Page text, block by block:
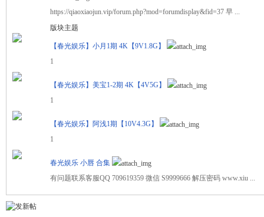
代
https://qiaoxiaojun.vip/forum.php?mod=forumdisplay&fid=37 早 ...
版块主题
【春光娱乐】小月1期 4K【9V1.8G】
1
【春光娱乐】美宝1-2期 4K【4V5G】
1
【春光娱乐】阿浅1期【10V4.3G】
1
春光娱乐 小唇 合集
有问题联系客服QQ 709619359 微信 S9999666 解压密码 www.xiu ...